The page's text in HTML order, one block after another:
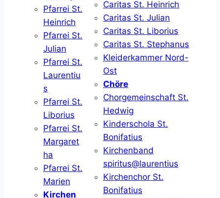
Pfarrei St.
Heinrich
Pfarrei St.
Julian
Pfarrei St.
Laurentiu
s
Pfarrei St.
Liborius
Pfarrei St.
Margaret
ha
Pfarrei St.
Marien
Kirchen
Caritas St. Heinrich
Caritas St. Julian
Caritas St. Liborius
Caritas St. Stephanus
Kleiderkammer Nord-
Ost
Chöre
Chorgemeinschaft St.
Hedwig
Kinderschola St.
Bonifatius
Kirchenband
spiritus@laurentius
Kirchenchor St.
Bonifatius